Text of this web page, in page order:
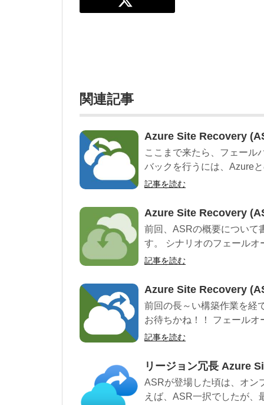
関連記事
Azure Site Recovery
ここまで来たら、フェール
バックを行うには、Azure
記事を読む
Azure Site Recovery
前回、ASRの概要について
す。 シナリオのフェールオ
記事を読む
Azure Site Recovery
前回の長～い構築作業を経
お待ちかね！！ フェール
記事を読む
リージョン冗長 Azure
ASRが登場した頃は、オン
えば、ASR一択でしたが、